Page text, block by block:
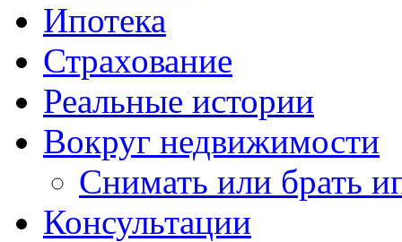
Ипотека
Страхование
Реальные истории
Вокруг недвижимости
Снимать или брать
Консультации